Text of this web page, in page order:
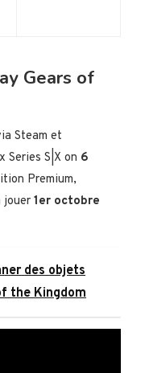
Gears of
Steam et
Series S|X on 6
Premium,
jouer 1er octobre
des objets
the Kingdom